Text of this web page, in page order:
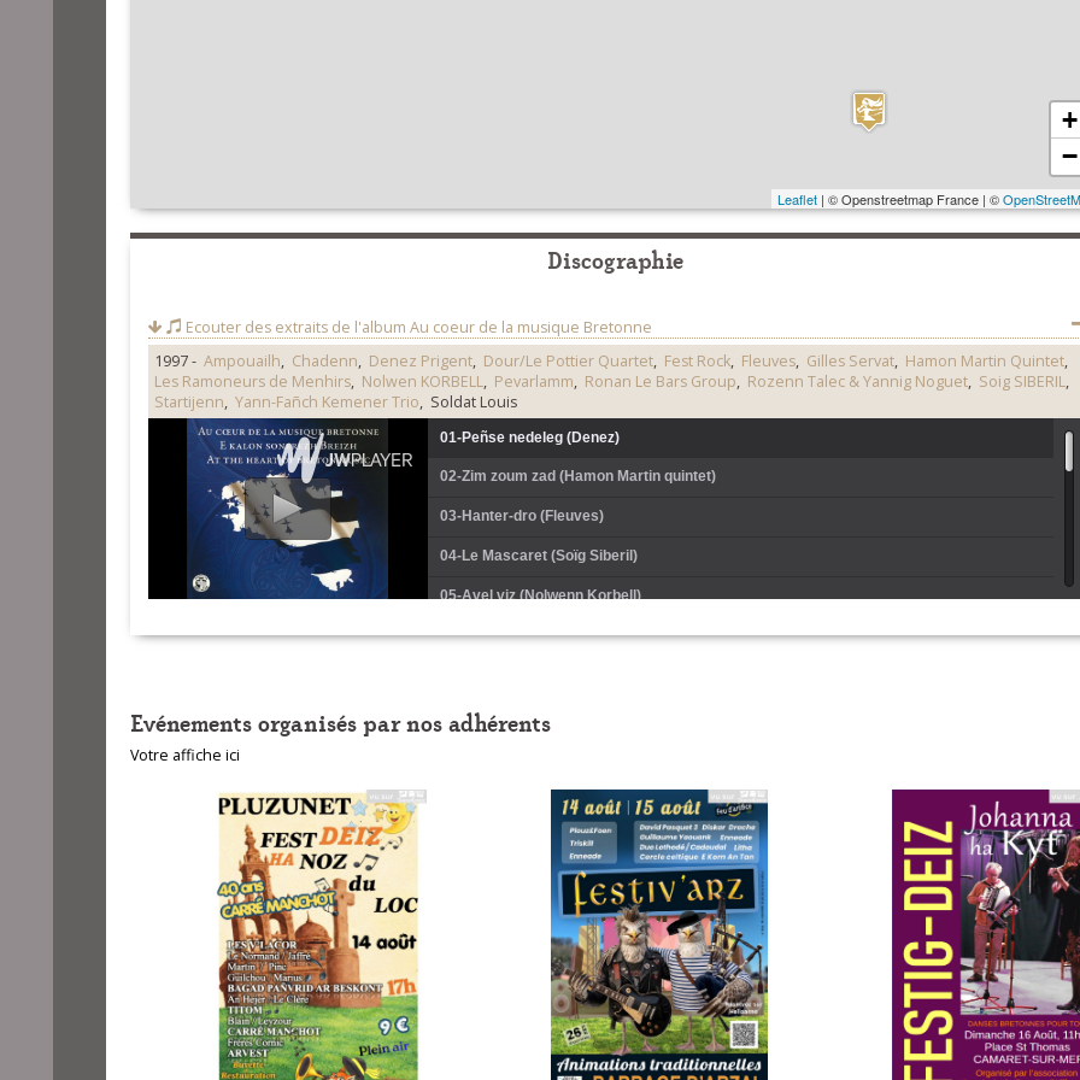
+
−
Leaflet| © Openstreetmap France | ©
Discographie
Ecouter des extraits de l'album Au coeur de la musique Bretonne
1997 - Ampouailh, Chadenn, Denez Prigent, Dour/Le Pottier Quartet, Fest Rock, Fleuves, Gilles Servat, Hamon Martin Quintet,
Les Ramoneurs de Menhirs, Nolwen KORBELL, Pevarlamm, Ronan Le Bars Group, Rozenn Talec & Yannig Noguet, Soig SIBERIL,
Startijenn, Yann-Fañch Kemener Trio, Soldat Louis
01-Peñse nedeleg (Denez)
02-Zim zoum zad (Hamon Martin quintet)
03-Hanter-dro (Fleuves)
04-Le Mascaret (Soïg Siberil)
05-Avel viz (Nolwenn Korbell)
06-An erc'h kentañ (Ronan le Bars)
08-An dro an Trouzerion - Me zad me mamm dimeet-me (Yann-Fañch Kemener trio)
10-Pachpi (Le Dour-Le Pottier)
11-Gavotte Pourlet (Red Cardell et le Bagad Kemper)
12-Tri bali 41vet (Rond de Saint-Vincent) (Ampouailh)
13-Azawad dieub (Les Ramoneur de menhirs)
14-Chadenn (Le Bour-Bodros)
15-4H41 (Rozen Talec- Yannong Noguet)
16-Route pêche en basse cour (Soldat Louis)
17-Je vous emporte dans mon coeur (Gilles Servat)
Evénements organisés par nos adhérents
Votre affiche ici